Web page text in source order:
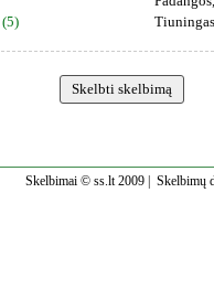
(5)
Tiuningas
Skelbimai © ss.lt 2009 | Skelbimų